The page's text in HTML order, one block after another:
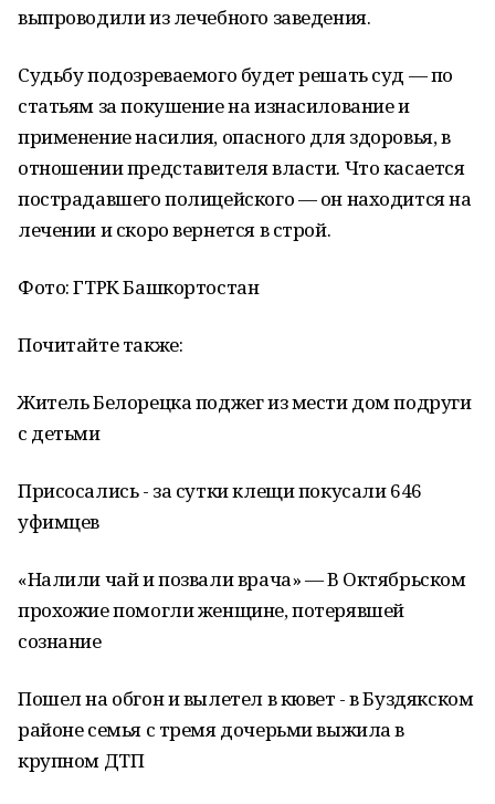
выпроводили из лечебного заведения.
Судьбу подозреваемого будет решать суд — по
статьям за покушение на изнасилование и
применение насилия, опасного для здоровья, в
отношении представителя власти. Что касается
пострадавшего полицейского — он находится на
лечении и скоро вернется в строй.
Фото: ГТРК Башкортостан
Почитайте также:
Житель Белорецка поджег из мести дом подруги
с детьми
Присосались - за сутки клещи покусали 646
уфимцев
«Налили чай и позвали врача» — В Октябрьском
прохожие помогли женщине, потерявшей
сознание
Пошел на обгон и вылетел в кювет - в Буздякском
районе семья с тремя дочерьми выжила в
крупном ДТП